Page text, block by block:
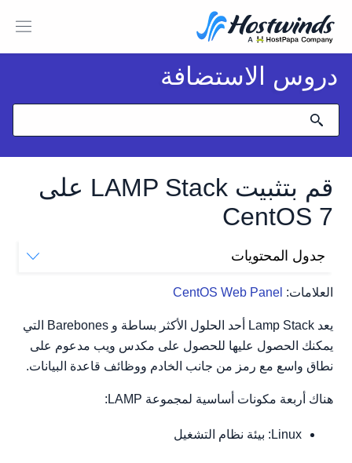
دروس الاستضافة
قم بتثبيت LAMP Stack على
CentOS 7
العلامات: CentOS Web Panel
جدول المحتويات
قم بتثبيت MySQL
قم بتثبيت PHP
ترتيب
إنشاء دليل لموقعك
إنشاء VirtualHost
أعد تشغيل Apache
تحميل ملفات الموقع
يعد Lamp Stack أحد الحلول الأكثر بساطة و Barebones التي
يمكنك الحصول عليها للحصول على مكدس ويب مدعوم على
نطاق واسع مع رمز من جانب الخادم ووظائف قاعدة البيانات.
هناك أربعة مكونات أساسية لمجموعة LAMP:
Linux: بيئة نظام التشغيل